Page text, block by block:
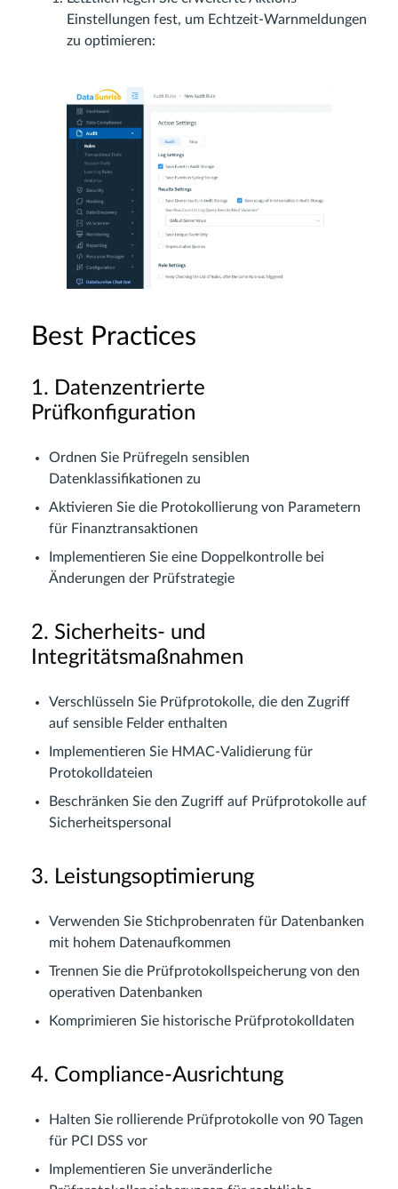
Einstellungen fest, um Echtzeit-Warnmeldungen
zu optimieren:
Best Practices
1. Datenzentrierte
Prüfkonfiguration
Ordnen Sie Prüfregeln sensiblen
Datenklassifikationen zu
Aktivieren Sie die Protokollierung von Parametern
für Finanztransaktionen
Implementieren Sie eine Doppelkontrolle bei
Änderungen der Prüfstrategie
2. Sicherheits- und
Integritätsmaßnahmen
Verschlüsseln Sie Prüfprotokolle, die den Zugriff
auf sensible Felder enthalten
Implementieren Sie HMAC-Validierung für
Protokolldateien
Beschränken Sie den Zugriff auf Prüfprotokolle auf
Sicherheitspersonal
3. Leistungsoptimierung
Verwenden Sie Stichprobenraten für Datenbanken
mit hohem Datenaufkommen
Trennen Sie die Prüfprotokollspeicherung von den
operativen Datenbanken
Komprimieren Sie historische Prüfprotokolldaten
4. Compliance-Ausrichtung
Halten Sie rollierende Prüfprotokolle von 90 Tagen
für PCI DSS vor
Implementieren Sie unveränderliche